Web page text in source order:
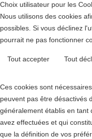
Choix utilisateur pour les
Nous utilisons des cookies
possibles. Si vous déclinez
pourrait ne pas fonctionner
Tout accepter Tout
Ces cookies sont
peuvent pas être désactivés
généralement établis en tant
avez effectuées et qui
que la définition de vos